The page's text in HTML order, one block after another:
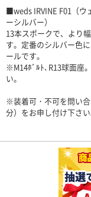
■weds IRVINE F01（
ーシルバー）
13本スポークで、より
す。定番のシルバー色
ールです。
※M14ﾎﾞﾙﾄ､R13球面座
い。
※装着可・不可を問い
分）をお申し付け下さい